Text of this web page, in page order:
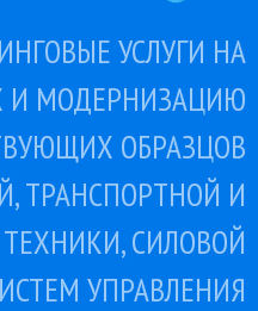
УСЛУГИ НА
И МОДЕРНИЗАЦИЮ
ОБРАЗЦОВ
ТРАНСПОРТНОЙ И
СИЛОВОЙ
УПРАВЛЕНИЯ